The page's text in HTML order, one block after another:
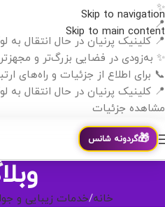
Skip to navigation
Skip to main content
✨
📍
📍 کلینیک پرنیان در حال انتقال
✨ به‌زودی در فضایی بزرگ‌تر و
📞 برای اطلاع از جزئیات و راه‌های
📍 کلینیک پرنیان در حال انتقال
مشاهده جزئیات
🎁گردونه شانس
خانه خدمات زیبایی و